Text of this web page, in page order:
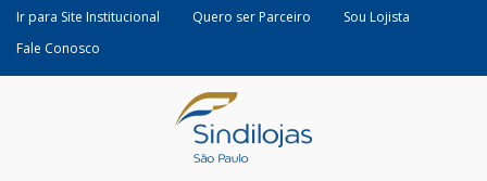
Ir para Site Institucional Quero ser Parceiro
Sou Lojista
Fale Conosco